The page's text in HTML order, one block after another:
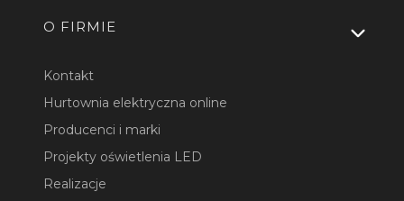
O FIRMIE
Kontakt
Hurtownia elektryczna online
Producenci i marki
Projekty oświetlenia LED
Realizacje